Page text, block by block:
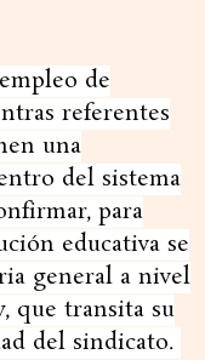
de
referentes
una
del sistema
para
educativa se
general a nivel
que transita su
del sindicato.